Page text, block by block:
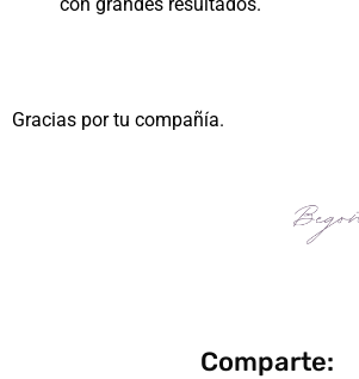
Gracias por tu compañía.
Comparte: